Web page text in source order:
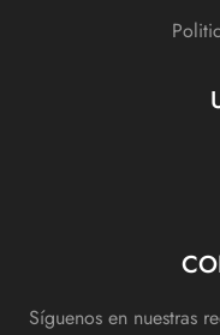
Síguenos en nuestras